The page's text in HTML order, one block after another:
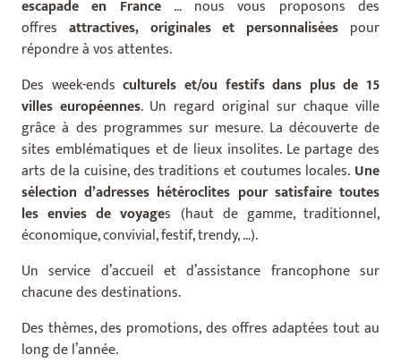
escapade en France… nous vous proposons des
offres attractives, originales et personnalisées pour
répondre à vos attentes.
Des week-ends culturels et/ou festifs dans plus de 15
villes européennes. Un regard original sur chaque ville
grâce à des programmes sur mesure. La découverte de
sites emblématiques et de lieux insolites. Le partage des
arts de la cuisine, des traditions et coutumes locales. Une
sélection d’adresses hétéroclites pour satisfaire toutes
les envies de voyages (haut de gamme, traditionnel,
économique, convivial, festif, trendy, …).
Un service d’accueil et d’assistance francophone sur
chacune des destinations.
Des thèmes, des promotions, des offres adaptées tout au
long de l’année.